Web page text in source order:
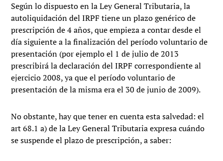
Según lo dispuesto en la Ley General Tributaria, la
autoliquidación del IRPF tiene un plazo genérico de
prescripción de 4 años, que empieza a contar desde el
día siguiente a la finalización del período voluntario de
presentación (por ejemplo el 1 de julio de 2013
prescribirá la declaración del IRPF correspondiente al
ejercicio 2008, ya que el período voluntario de
presentación de la misma era el 30 de junio de 2009).
No obstante, hay que tener en cuenta esta salvedad: el
art 68.1 a) de la Ley General Tributaria expresa cuándo
se suspende el plazo de prescripción, a saber: